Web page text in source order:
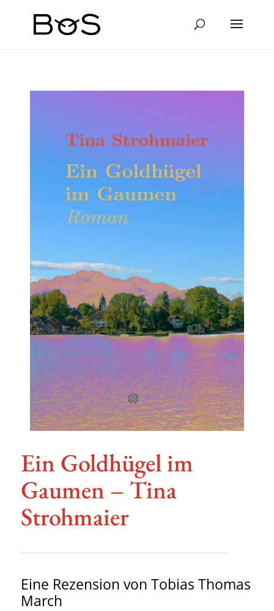
Ein Gold­hügel im
Gaumen – Tina
Strohmaier
Eine Rezen­sion von Tobias Thomas
March